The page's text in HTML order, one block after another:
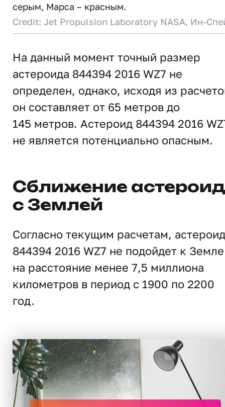
серым, Марса – красным.
Credit: Jet Propulsion Laboratory NASA, Ин-
На данный момент точный размер
астероида 844394 2016 WZ7 не
определен, однако, исходя из
он составляет от 65 метров до
145 метров. Астероид 844394 2016
не является потенциально опасным.
Сближение
с Землей
Согласно текущим расчетам, астероид
844394 2016 WZ7 не подойдет к Земле
на расстояние менее 7,5 миллиона
километров в период с 1900 по 2200
год.